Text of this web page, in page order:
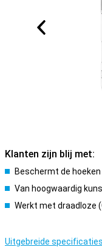
Klanten zijn blij met:
Beschermt de
Van hoogwaardig
Werkt met draadloze
Uitgebreide specificaties